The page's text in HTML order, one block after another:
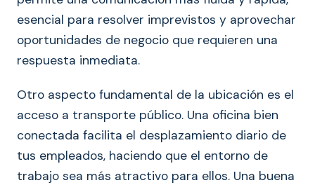
esencial para resolver imprevistos y aprovechar
oportunidades de negocio que requieren una
respuesta inmediata.
Otro aspecto fundamental de la ubicación es el
acceso a transporte público. Una oficina bien
conectada facilita el desplazamiento diario de
tus empleados, haciendo que el entorno de
trabajo sea más atractivo para ellos. Una buena